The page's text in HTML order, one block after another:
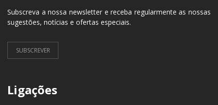
Subscreva a nossa newsletter e receba regularmente as nossas
sugestões, notícias e ofertas especiais.
SUBSCREVER
Ligações